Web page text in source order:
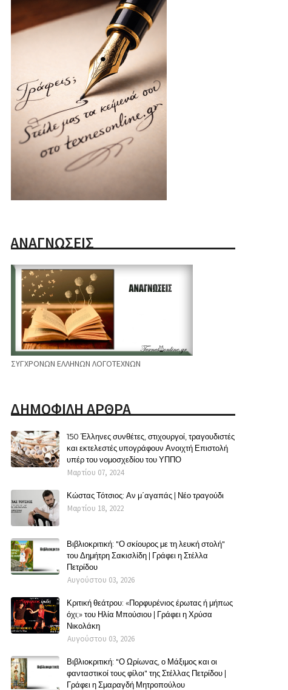
ΑΝΑΓΝΩΣΕΙΣ
ΣΥΓΧΡΟΝΩΝ ΕΛΛΗΝΩΝ ΛΟΓΟΤΕΧΝΩΝ
ΔΗΜΟΦΙΛΗ ΑΡΘΡΑ
150 Έλληνες συνθέτες, στιχουργοί, τραγουδιστές
και εκτελεστές υπογράφουν Ανοιχτή Επιστολή
υπέρ του νομοσχεδίου του ΥΠΠΟ
Μαρτίου 07, 2024
Κώστας Τότσιος: Αν μ΄αγαπάς | Νέο τραγούδι
Μαρτίου 18, 2022
Βιβλιοκριτική: "Ο σκίουρος με τη λευκή στολή"
του Δημήτρη Σακισλίδη | Γράφει η Στέλλα
Πετρίδου
Αυγούστου 03, 2026
Κριτική θεάτρου: «Πορφυρένιος έρωτας ή μήπως
όχι;» του Ηλία Μπούσιου | Γράφει η Χρύσα
Νικολάκη
Αυγούστου 03, 2026
Βιβλιοκριτική: "Ο Ωρίωνας, ο Μάξιμος και οι
φανταστικοί τους φίλοι" της Στέλλας Πετρίδου |
Γράφει η Σμαραγδή Μητροπούλου